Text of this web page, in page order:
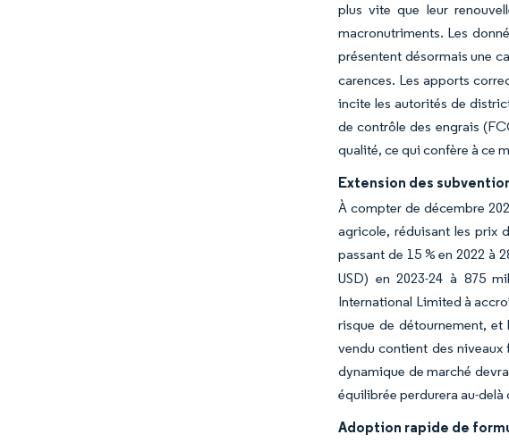
plus vite que leur
macronutriments. Les
présentent désormais une
carences. Les apports
incite les autorités de
de contrôle des engrais
qualité, ce qui confère à ce
Extension des
À compter de décembre
agricole, réduisant les prix
passant de 15 % en 2022 à
USD) en 2023-24 à 875
International Limited à
risque de détournement,
vendu contient des
dynamique de marché
équilibrée perdurera au-
Adoption rapide de